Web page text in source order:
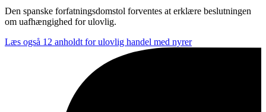
Den spanske forfatningsdomstol forventes at erklære beslutningen
om uafhængighed for ulovlig.
Læs også 12 anholdt for ulovlig handel med nyrer